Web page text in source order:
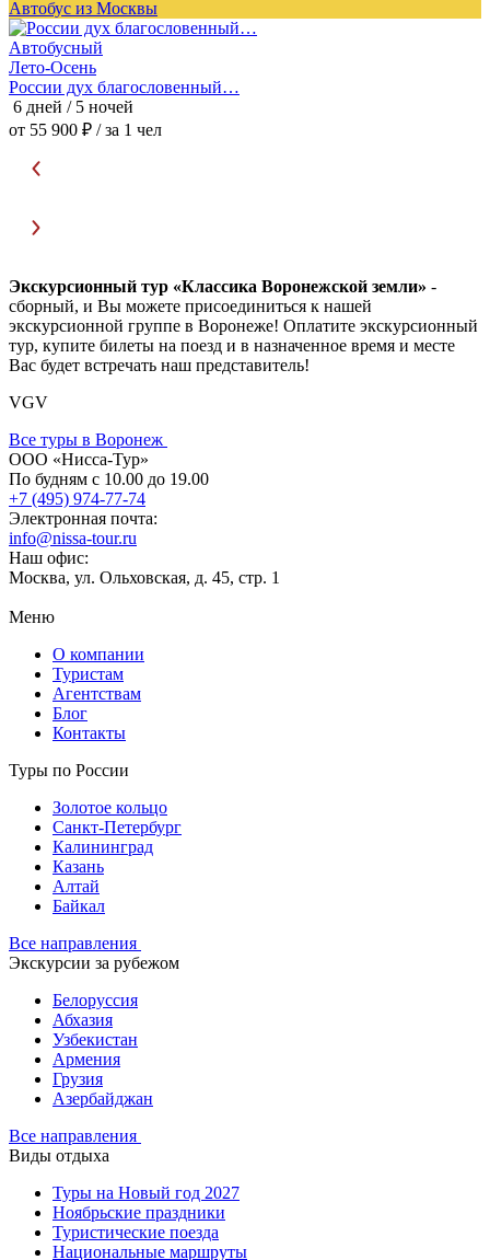
Автобус из Москвы
Автобусный
Лето-Осень
России дух благословенный…
6 дней / 5 ночей
от 55 900 ₽ / за 1 чел
Экскурсионный тур «Классика Воронежской земли» -
сборный, и Вы можете присоединиться к нашей
экскурсионной группе в Воронеже! Оплатите экскурсионный
тур, купите билеты на поезд и в назначенное время и месте
Вас будет встречать наш представитель!
VGV
Все туры в Воронеж
ООО «Нисса-Тур»
По будням с 10.00 до 19.00
+7 (495) 974-77-74
Электронная почта:
info@nissa-tour.ru
Наш офис:
Москва, ул. Ольховская, д. 45, стр. 1
Меню
О компании
Туристам
Агентствам
Блог
Контакты
Туры по России
Золотое кольцо
Санкт-Петербург
Калининград
Казань
Алтай
Байкал
Все направления
Экскурсии за рубежом
Белоруссия
Абхазия
Узбекистан
Армения
Грузия
Азербайджан
Все направления
Виды отдыха
Туры на Новый год 2027
Ноябрьские праздники
Туристические поезда
Национальные маршруты